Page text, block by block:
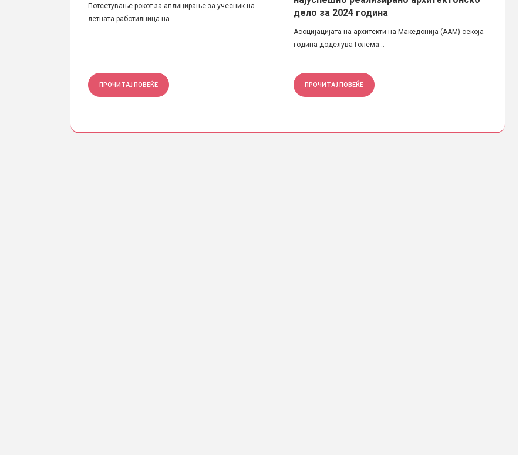
Потсетување рокот за аплицирање за учесник на
летната работилница на...
ПРОЧИТАЈ ПОВЕЌЕ
дело за 2024 година
Асоцијацијата на архитекти на Македонија (ААМ) секоја
година доделува Голема...
ПРОЧИТАЈ ПОВЕЌЕ